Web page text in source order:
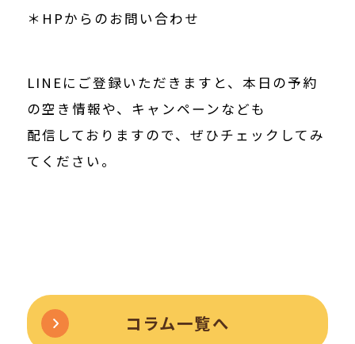
＊HPからのお問い合わせ
LINEにご登録いただきますと、本日の予約
の空き情報や、キャンペーンなども
配信しておりますので、ぜひチェックしてみ
てください。
コラム一覧へ